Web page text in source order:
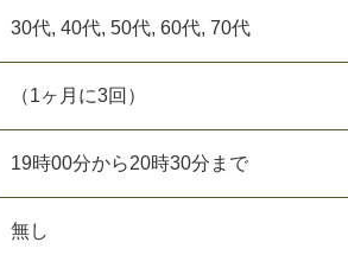
30代, 40代, 50代, 60代, 70代
（1ヶ月に3回）
19時00分から20時30分まで
無し